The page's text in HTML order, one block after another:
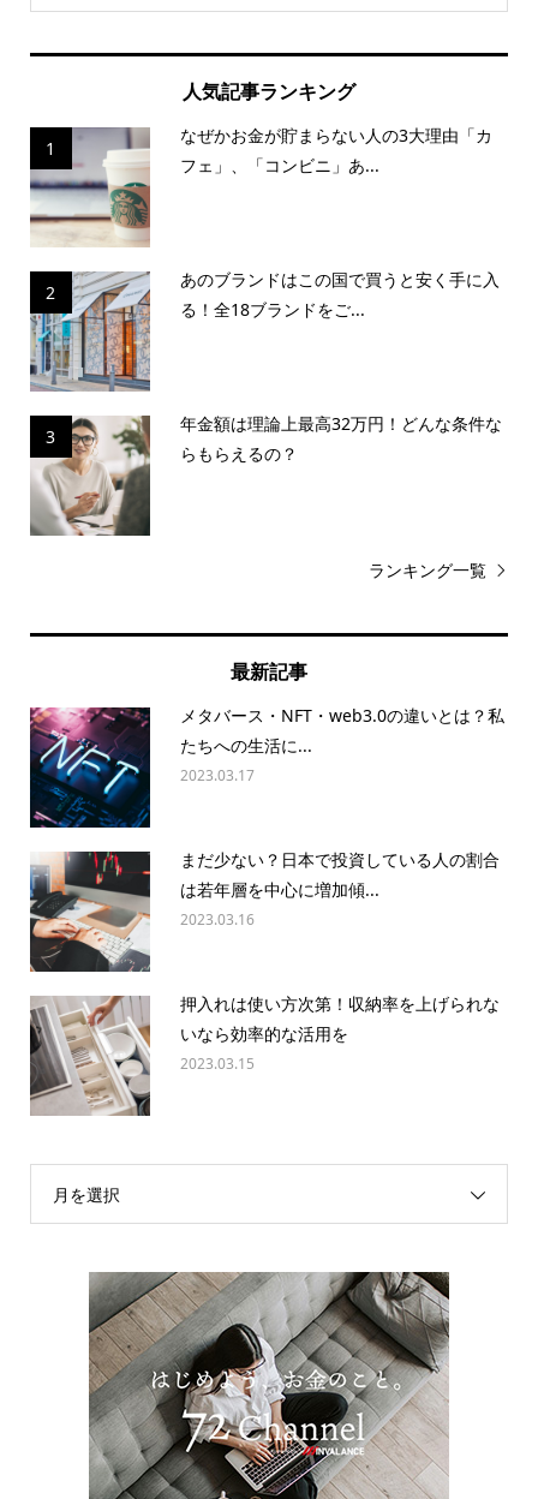
人気記事ランキング
1
なぜかお金が貯まらない人の3大理由「カ
フェ」、「コンビニ」あ...
2
あのブランドはこの国で買うと安く手に入
る！全18ブランドをご...
3
年金額は理論上最高32万円！どんな条件な
らもらえるの？
ランキング一覧
最新記事
メタバース・NFT・web3.0の違いとは？私
たちへの生活に...
2023.03.17
まだ少ない？日本で投資している人の割合
は若年層を中心に増加傾...
2023.03.16
押入れは使い方次第！収納率を上げられな
いなら効率的な活用を
2023.03.15
月を選択